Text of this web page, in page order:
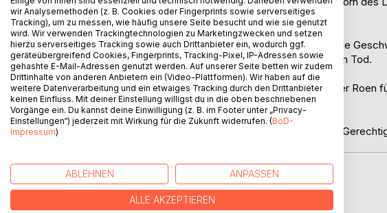
erwartet seine Frau ein zweites Kind.
In der letzten noch standhaften Festung kämpft das adelige
Doch die Vorräte schwinden und Kapitulation bedeutet den Tod.
Inmitten dieses Chaos wird der lebensverneinende Söldner Roen
Ausgang des Krieges entscheiden könnte.
Drei Schicksale, verwoben durch den Kampf um Freiheit,
WEITERE TITEL BEIBoD
wir Analysemethoden (z. B. Cookies oder Fingerprints sowie serverseitiges
Tracking), um zu messen, wie häufig unsere Seite besucht und wie sie genutzt
wird. Wir verwenden Trackingtechnologien zu Marketingzwecken und setzen
hierzu serverseitiges Tracking sowie auch Drittanbieter ein, wodurch ggf.
geräteübergreifend Cookies, Fingerprints, Tracking-Pixel, IP-Adressen sowie
gehashte E-Mail-Adressen genutzt werden. Auf unserer Seite betten wir zudem
Drittinhalte von anderen Anbietern ein (Video-Plattformen). Wir haben auf die
weitere Datenverarbeitung und ein etwaiges Tracking durch den Drittanbieter
keinen Einfluss. Mit deiner Einstellung willigst du in die oben beschriebenen
Vorgänge ein. Du kannst deine Einwilligung (z. B. im Footer unter „Privacy-
Einstellungen“) jederzeit mit Wirkung für die Zukunft widerrufen. (BoD-
Impressum)
ABLEHNEN ANPASSEN
ALLE AKZEPTIEREN